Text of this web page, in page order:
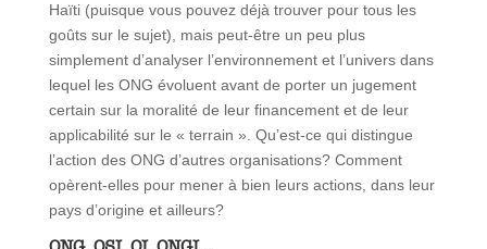
Haïti (puisque vous pouvez déjà trouver pour tous les
goûts sur le sujet), mais peut-être un peu plus
simplement d’analyser l’environnement et l’univers dans
lequel les ONG évoluent avant de porter un jugement
certain sur la moralité de leur financement et de leur
applicabilité sur le « terrain ». Qu’est-ce qui distingue
l’action des ONG d’autres organisations? Comment
opèrent-elles pour mener à bien leurs actions, dans leur
pays d’origine et ailleurs?